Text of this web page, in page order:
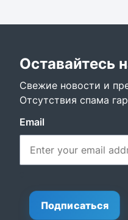
Оставайтесь
Свежие новости и
Отсутствия спама
Email
Подписаться